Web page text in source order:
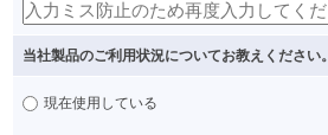
当社製品のご利用状況についてお教えください。
現在使用している